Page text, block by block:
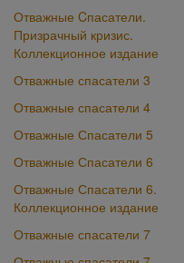
Отважные Cпасатели.
Призрачный кризис.
Коллекционное издание
Отважные спасатели 3
Отважные спасатели 4
Отважные Спасатели 5
Отважные Спасатели 6
Отважные Спасатели 6.
Коллекционное издание
Отважные спасатели 7